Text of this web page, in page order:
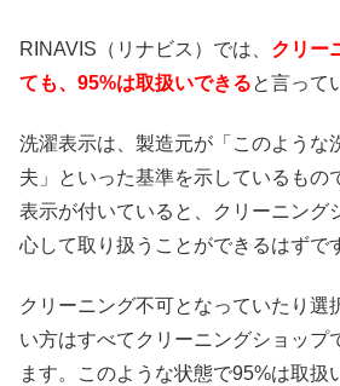
RINAVIS（リナビス）では、 クリー
ても、95%は取扱いできると言って
洗濯表示は、製造元が「このような
夫」といった基準を示しているもの
表示が付いていると、クリーニング
心して取り扱うことができるはずで
クリーニング不可となっていたり選
い方はすべてクリーニングショップ
ます。このような状態で95%は取扱